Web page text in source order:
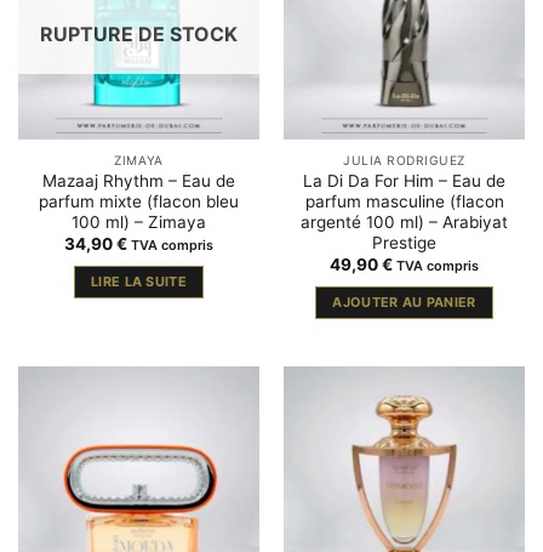
RUPTURE DE STOCK
ZIMAYA
Mazaaj Rhythm – Eau de
parfum mixte (flacon bleu
100 ml) – Zimaya
34,90€ TVA compris
LIRE LA SUITE
JULIA RODRIGUEZ
La Di Da For Him – Eau de
parfum masculine (flacon
argenté 100 ml) – Arabiyat
Prestige
49,90€ TVA compris
AJOUTER AU PANIER